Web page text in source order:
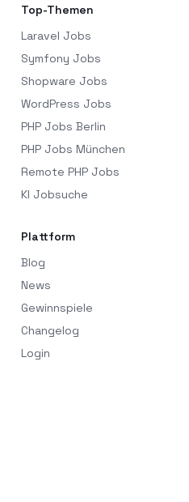
Top-Themen
Laravel Jobs
Symfony Jobs
Shopware Jobs
WordPress Jobs
PHP Jobs Berlin
PHP Jobs München
Remote PHP Jobs
KI Jobsuche
Plattform
Blog
News
Gewinnspiele
Changelog
Login